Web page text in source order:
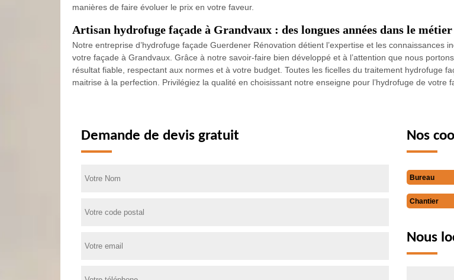
manières de faire évoluer le prix en votre faveur.
Artisan hydrofuge façade à Grandvaux : des longues années dans le métier
Notre entreprise d’hydrofuge façade Guerdener Rénovation détient l’expertise et les connaissances
votre façade à Grandvaux. Grâce à notre savoir-faire bien développé et à l’attention que nous
résultat fiable, respectant aux normes et à votre budget. Toutes les ficelles du traitement hydrofuge
maitrise à la perfection. Privilégiez la qualité en choisissant notre enseigne pour l’hydrofuge de votre
Demande de devis gratuit Nos
Bureau
Chantier
Nous